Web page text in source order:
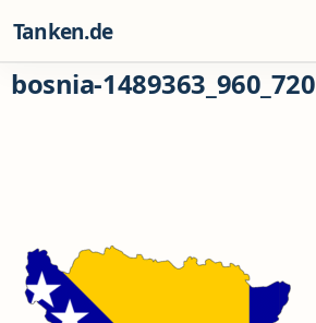
Tanken.de
bosnia-1489363_960_720